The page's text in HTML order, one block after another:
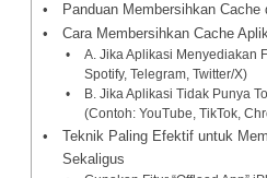
Panduan Membersihkan Cache
Cara Membersihkan Cache
A. Jika Aplikasi Menyediakan
Spotify, Telegram, Twitter/X)
B. Jika Aplikasi Tidak Punya
(Contoh: YouTube, TikTok,
Teknik Paling Efektif untuk
Sekaligus